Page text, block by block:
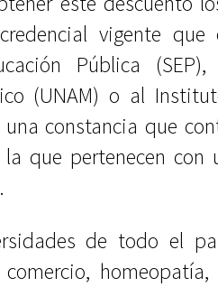
vigente
Pública
(UNAM) o al
una constancia que
que pertenecen con
de todo el